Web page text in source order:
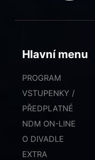
Hlavní menu
PROGRAM
VSTUPENKY /
PŘEDPLATNÉ
NDM ON-LINE
O DIVADLE
EXTRA